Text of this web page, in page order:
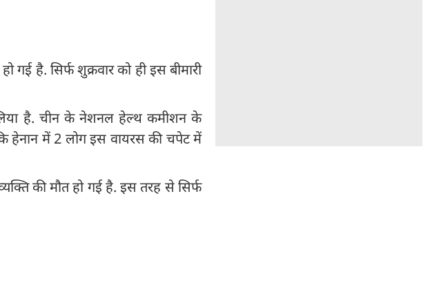
है. सिर्फ शुक्रवार को ही इस बीमारी
लिया है. चीन के नेशनल हेल्थ कमीशन के
हेनान में 2 लोग इस वायरस की चपेट में
की मौत हो गई है. इस तरह से सिर्फ